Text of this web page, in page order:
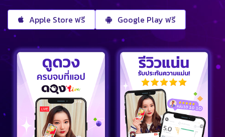
Apple Store ฟรี Google Play ฟรี